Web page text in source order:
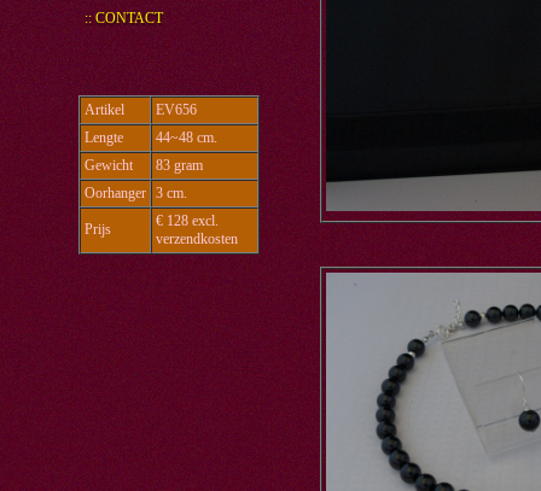
:: CONTACT
Artikel
EV656
Lengte
44~48 cm.
Gewicht
83 gram
Oorhanger 3 cm.
Prijs
€ 128 excl.
verzendkosten